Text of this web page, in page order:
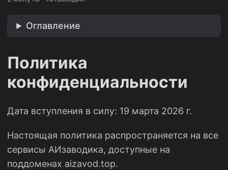
Оглавление
Политика
конфиденциальности
Дата вступления в силу: 19 марта 2026 г.
Настоящая политика распространяется на все
сервисы АИзаводика, доступные на
поддоменах aizavod.top.